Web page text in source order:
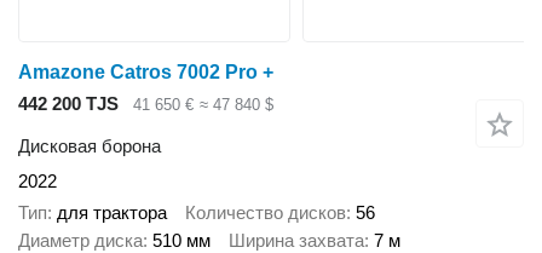
Amazone Catros 7002 Pro +
442 200 TJS
41 650 € ≈ 47 840 $
Дисковая борона
2022
Тип для трактора Количество дисков 56
Диаметр диска 510 мм Ширина захвата 7 м